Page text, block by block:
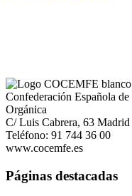
Confederación Española
Orgánica
C/ Luis Cabrera, 63 Madrid
Teléfono: 91 744 36 00
www.cocemfe.es
Páginas destacadas